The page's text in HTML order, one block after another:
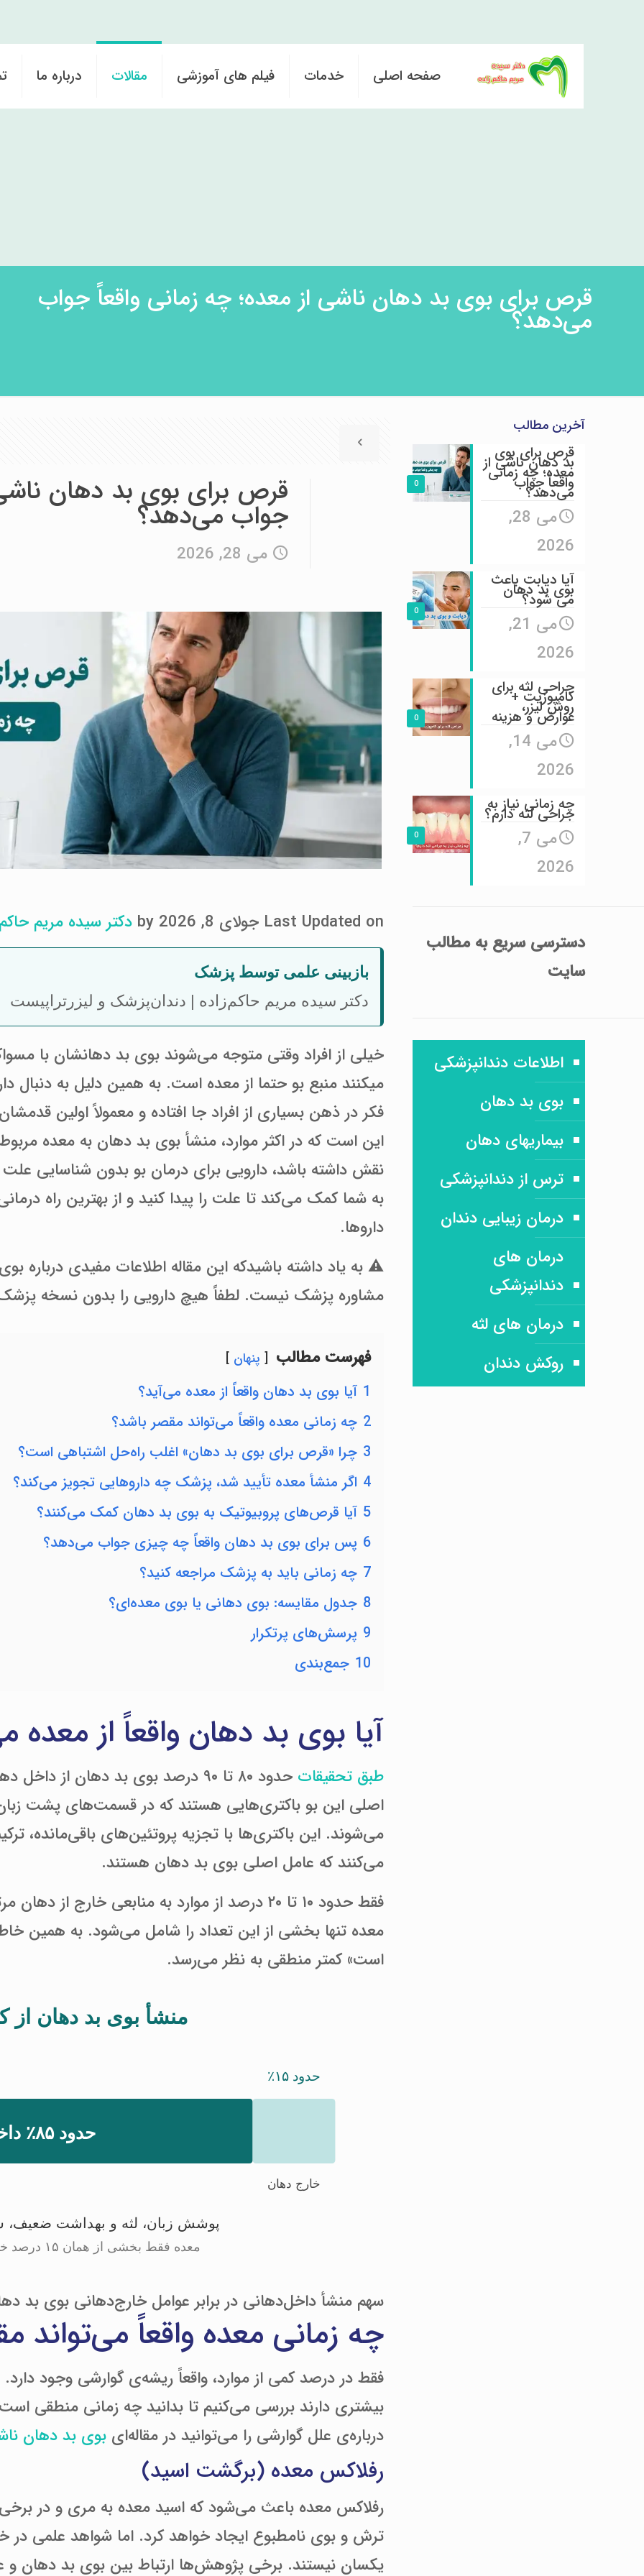
صفحه اصلی خدمات فیلم های آموزشی مقالات درباره ما
قرص برای بوی بد دهان ناشی از معده؛ چه زمانی واقعاً جواب
می‌دهد؟
قرص برای بوی بد دهان
جواب می‌دهد؟
می 28, 2026
Last Updated on جولای 8, 2026 by دکتر سیده مریم
بازبینی علمی توسط پزشک
دکتر سیده مریم حاکم‌زاده | دندان‌پزشک و لیزرتراپیست
خیلی از افراد وقتی متوجه می‌شوند بوی بد دهانشان با
میکنند منبع بو حتما از معده است. به همین دلیل به دنبال
فکر در ذهن بسیاری از افراد جا افتاده و معمولاً اولین
این است که در اکثر موارد، منشأ بوی بد دهان به معده
نقش داشته باشد، دارویی برای درمان بو بدون شناسایی
به شما کمک می‌کند تا علت را پیدا کنید و از بهترین راه
داروها.
⚠️ به یاد داشته باشیدکه این مقاله اطلاعات مفیدی درباره
مشاوره پزشک نیست. لطفاً هیچ دارویی را بدون نسخه
فهرست مطالب پنهان
1 آیا بوی بد دهان واقعاً از معده می‌آید؟
2 چه زمانی معده واقعاً می‌تواند مقصر باشد؟
3 چرا «قرص برای بوی بد دهان» اغلب راه‌حل اشتباهی است؟
4 اگر منشأ معده تأیید شد، پزشک چه داروهایی تجویز می‌کند؟
5 آیا قرص‌های پروبیوتیک به بوی بد دهان کمک می‌کنند؟
6 پس برای بوی بد دهان واقعاً چه چیزی جواب می‌دهد؟
7 چه زمانی باید به پزشک مراجعه کنید؟
8 جدول مقایسه: بوی دهانی یا بوی معده‌ای؟
9 پرسش‌های پرتکرار
10 جمع‌بندی
آیا بوی بد دهان واقعاً از معده
طبق تحقیقات
حدود ۸۰ تا ۹۰ درصد بوی بد دهان
اصلی این بو باکتری‌هایی هستند که در قسمت‌های پشت
می‌شوند. این باکتری‌ها با تجزیه پروتئین‌های باقی‌مانده،
می‌کنند که عامل اصلی بوی بد دهان هستند.
فقط حدود ۱۰ تا ۲۰ درصد از موارد به منابعی خارج
معده تنها بخشی از این تعداد را شامل می‌شود. به همین
است» کمتر منطقی به نظر می‌رسد.
منشأ بوی بد دهان
حدود ۸۵٪ داخل دهان
حدود ۱۵٪
خارج دهان
پوشش زبان، لثه و بهداشت ضعیف،
معده فقط بخشی از همان ۱۵ درصد خارج‌دهانی است
سهم منشأ داخل‌دهانی در برابر عوامل خارج‌دهانی بوی بد
چه زمانی معده واقعاً می‌تواند
فقط در درصد کمی از موارد، واقعاً ریشه‌ی گوارشی وجود دارد.
بیشتری دارند بررسی می‌کنیم تا بدانید چه زمانی منطقی
درباره‌ی علل گوارشی را می‌توانید در مقاله‌ای بوی بد دهان
رفلاکس معده (برگشت اسید)
رفلاکس معده باعث می‌شود که اسید معده به مری و در برخی
ترش و بوی نامطبوع ایجاد خواهد کرد. اما شواهد علمی
یکسان نیستند. برخی پژوهش‌ها ارتباط بین بوی بد دهان و
آخرین مطالب
0
قرص برای بوی
بد دهان ناشی از
معده؛ چه زمانی
واقعاً جواب
می‌دهد؟
می 28,
2026
0
آیا دیابت باعث
بوی بد دهان
می شود؟
می 21,
2026
0
جراحی لثه برای
کامپوزیت +
روش لیزر،
عوارض و هزینه
می 14,
2026
0
چه زمانی نیاز به
جراحی لثه دارم؟
می 7,
2026
دسترسی سریع به مطالب
سایت
اطلاعات دندانپزشکی
بوی بد دهان
بیماریهای دهان
ترس از دندانپزشکی
درمان زیبایی دندان
درمان های
دندانپزشکی
درمان های لثه
روکش دندان